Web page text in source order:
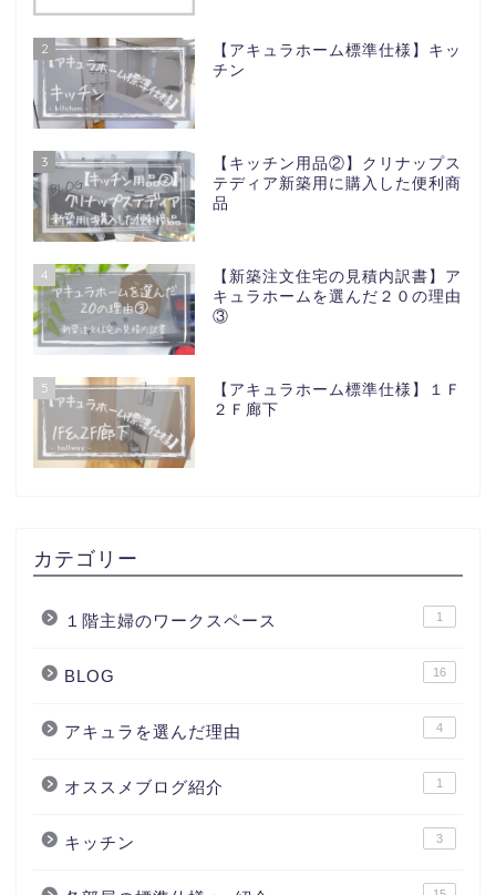
2
【アキュラホーム標準仕様】キッ
チン
3
【キッチン用品②】クリナップス
テディア新築用に購入した便利商
品
4
【新築注文住宅の見積内訳書】ア
キュラホームを選んだ２０の理由
③
5
【アキュラホーム標準仕様】１Ｆ
２Ｆ廊下
カテゴリー
１階主婦のワークスペース 1
BLOG 16
アキュラを選んだ理由 4
オススメブログ紹介 1
キッチン 3